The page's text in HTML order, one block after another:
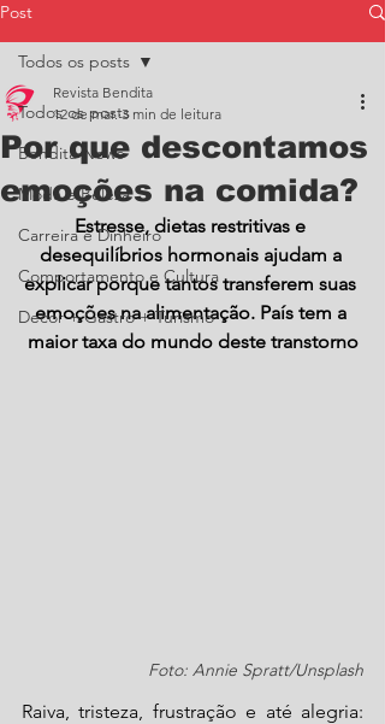
Post
Todos os posts
Bendita News
Moda e Beleza
Carreira e Dinheiro
Comportamento e Cultura
Decor + Gastro + Turismo
Todos os posts
Por que descontamos
emoções na comida?
Revista Bendita
12 de mar. 3 min de leitura
Estresse, dietas restritivas e
desequilíbrios hormonais ajudam a
explicar porque tantos transferem suas
emoções na alimentação. País tem a
maior taxa do mundo deste transtorno
Foto: Annie Spratt/Unsplash
Raiva, tristeza, frustração e até alegria: